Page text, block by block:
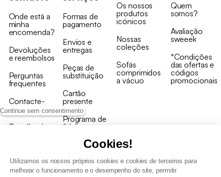
Continue sem consentimento
Cookies!
Utilizamos os nossos próprios cookies e cookies de terceiros para
melhorar o funcionamento e o desempenho do site, permitir
Onde está a
minha
encomenda?
Devoluções
e reembolsos
Perguntas
frequentes
Contacte-
nos
Recolha de
Formas de
pagamento
Envios e
entregas
Peças de
substituição
Cartão
presente
Programa de
fidelizaçao
Os nossos
produtos
icónicos
Nossas
coleções
Sofás
comprimidos
a vácuo
Quem
somos?
Avaliação
sweeek
*Condições
das ofertas e
códigos
promocionais